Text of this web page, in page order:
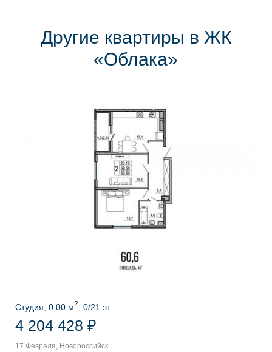
Другие квартиры в ЖК
«Облака»
Студия, 0.00 м2 , 0/21 эт.
4 204 428 ₽
17 Февраля, Новороссийск